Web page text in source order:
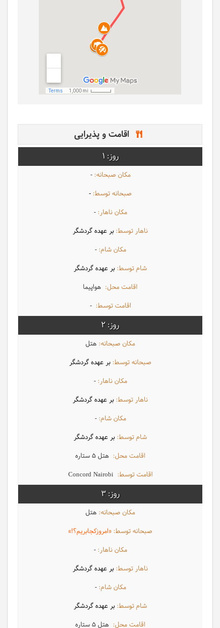
اقامت و پذیرایی
1
-
-
-
بر عهده گردشگر
-
بر عهده گردشگر
هواپیما
-
2
هتل
بر عهده گردشگر
-
بر عهده گردشگر
-
بر عهده گردشگر
هتل 5 ستاره
Concord Nairobi
3
هتل
«امروزکجابریم؟!»
-
بر عهده گردشگر
-
بر عهده گردشگر
هتل 5 ستاره